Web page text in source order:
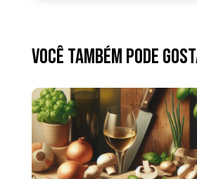
Você também pode